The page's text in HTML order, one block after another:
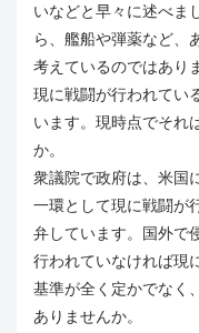
いなどと早々に述べま
ら、艦船や弾薬など、
考えているのではあり
現に戦闘が行われてい
います。現時点でそれ
か。
衆議院で政府は、米国
一環として現に戦闘が
弁しています。国外で
行われていなければ現
基準が全く定かでなく
ありませんか。